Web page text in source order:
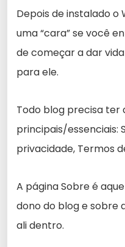
Depois de instalado o
uma “cara” se você
de começar a dar
para ele.
Todo blog precisa ter
principais/essenciais:
privacidade, Termos
A página Sobre é
dono do blog e sobre
ali dentro.